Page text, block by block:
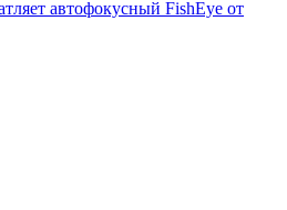
автофокусный FishEye от